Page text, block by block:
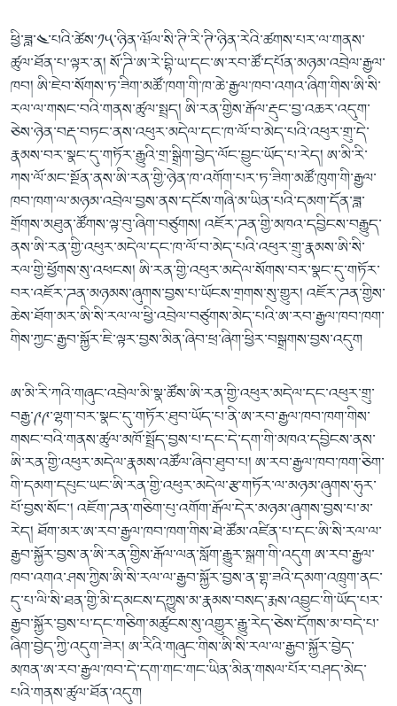
ཕྱི་ཟླ་༤་པའི་ཚེས་༡༥་ཉིན་ཝོལ་སི་ཊི་རི་ཊི་ཉིན་རེའི་ཚགས་པར་ལ་གནས་
ཚུལ་ཐོན་པ་ལྟར་ན། སོ་ཌི་ཨ་རེ་བྷི་ཡ་དང་ཨ་རབ་ཚོ་དཔོན་མཉམ་འབྲེལ་རྒྱལ་
ཁབ། ཨི་ཇེབ་སོགས་ཏ་ཟིག་མཚོ་ཁག་གི་ཁ་ཆེ་རྒྱལ་ཁབ་འགའ་ཞིག་གིས་ཨི་སི་
རལ་ལ་གསང་བའི་གནས་ཚུལ་སྤྲད། ཨི་རན་གྱིས་རྒོལ་རྡུང་བྱ་འཆར་འདུག་
ཅེས་ཉེན་བརྡ་བཏང་ནས་འཕུར་མདེལ་དང་ཁ་ལོ་བ་མེད་པའི་འཕུར་གྲུ་དེ་
རྣམས་བར་སྣང་དུ་གཏོར་རྒྱུའི་གྲ་སྒྲིག་བྱེད་ལོང་བྱུང་ཡོད་པ་རེད། ཨ་མི་རི་
ཀས་ལོ་མང་སྔོན་ནས་ཨི་རན་གྱི་ཉེན་ཁ་འགོག་པར་ཏ་ཟིག་མཚོ་ཁུག་གི་རྒྱལ་
ཁབ་ཁག་ལ་མཉམ་འབྲེལ་བྱས་ནས་དངོས་གཞི་མ་ཡིན་པའི་དམག་དོན་ཟླ་
གྲོགས་མཐུན་ཚོགས་ལྟ་བུ་ཞིག་བཙུགས། འཇོར་ཌན་གྱི་མཁའ་དབྱིངས་བརྒྱུད་
ནས་ཨི་རན་གྱི་འཕུར་མདེལ་དང་ཁ་ལོ་བ་མེད་པའི་འཕུར་གྲུ་རྣམས་ཨི་སི་
རལ་གྱི་ཕྱོགས་སུ་འཕངས། ཨི་རན་གྱི་འཕུར་མདེལ་སོགས་བར་སྣང་དུ་གཏོར་
བར་འཇོར་ཌན་མཉམས་ཞུགས་བྱས་པ་ཡོངས་གྲགས་སུ་གྱུར། འཇོར་ཌན་གྱིས་
ཆེས་ཐོག་མར་ཨི་སི་རལ་ལ་ཕྱི་འབྲེལ་བཙུགས་མེད་པའི་ཨ་རབ་རྒྱལ་ཁབ་ཁག་
གིས་ཀྱང་རྒྱབ་སྐྱོར་ཇི་ལྟར་བྱས་མིན་ཞིབ་ཕྲ་ཞིག་ཕྱིར་བསྒྲགས་བྱས་འདུག
ཨ་མི་རི་ཀའི་གཞུང་འབྲེལ་མི་སྣ་ཚོས་ཨི་རན་གྱི་འཕུར་མདེལ་དང་འཕུར་གྲུ་
བརྒྱ་༩༩་ལྷག་བར་སྣང་དུ་གཏོར་ཐུབ་ཡོད་པ་ནི་ཨ་རབ་རྒྱལ་ཁབ་ཁག་གིས་
གསང་བའི་གནས་ཚུལ་མཁོ་སྤྲོད་བྱས་པ་དང་དེ་དག་གི་མཁའ་དབྱིངས་ནས་
ཨི་རན་གྱི་འཕུར་མདེལ་རྣམས་འཚོལ་ཞིབ་ཐུབ་པ། ཨ་རབ་རྒྱལ་ཁབ་ཁག་ཅིག་
གི་དམག་དཔུང་ཡང་ཨི་རན་གྱི་འཕུར་མདེལ་རྩ་གཏོར་ལ་མཉམ་ཞུགས་ཧུར་
པོ་བྱས་སོང་། འཇོག་ཌན་གཅིག་པུ་འགོག་རྒོལ་དེར་མཉམ་ཞུགས་བྱས་པ་མ་
རེད། ཐོག་མར་ཨ་རབ་རྒྱལ་ཁབ་ཁག་གིས་ཐེ་ཚོམ་འཛིན་པ་དང་ཨི་སི་རལ་ལ་
རྒྱབ་སྐྱོར་བྱས་ན་ཨི་རན་གྱིས་རྒོལ་ལན་སློག་རྒྱུར་སྐྲག་གི་འདུག ཨ་རབ་རྒྱལ་
ཁབ་འགའ་ཤས་ཀྱིས་ཨི་སི་རལ་ལ་རྒྱབ་སྐྱོར་བྱས་ན་གྷ་ཟའི་དམག་འཁྲུག་ནང་
དུ་པ་ལི་སི་ཐན་གྱི་མི་དམངས་དཀྱུས་མ་རྣམས་བསད་རྨས་འབྱུང་གི་ཡོད་པར་
རྒྱབ་སྐྱོར་བྱས་པ་དང་གཅིག་མཚུངས་སུ་འགྱུར་རྒྱུ་རེད་ཅེས་དོགས་མ་བདེ་པ་
ཞིག་བྱེད་ཀྱི་འདུག་ཟེར། ཨ་རིའི་གཞུང་གིས་ཨི་སི་རལ་ལ་རྒྱབ་སྐྱོར་བྱེད་
མཁན་ཨ་རབ་རྒྱལ་ཁབ་དེ་དག་གང་གང་ཡིན་མིན་གསལ་པོར་བཤད་མེད་
པའི་གནས་ཚུལ་ཐོན་འདུག